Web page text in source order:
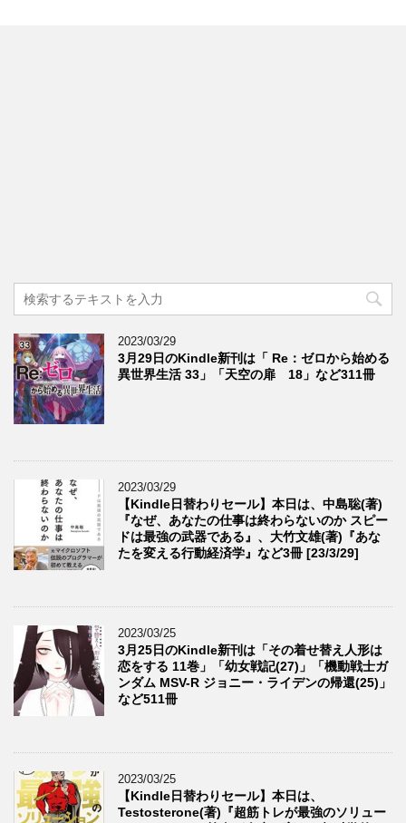
2023/03/29
3月29日のKindle新刊は「 Re：ゼロから始める
異世界生活 33」「天空の扉 18」など311冊
2023/03/29
【Kindle日替わりセール】本日は、中島聡(著)
『なぜ、あなたの仕事は終わらないのか スピー
ドは最強の武器である』、大竹文雄(著)『あな
たを変える行動経済学』など3冊 [23/3/29]
2023/03/25
3月25日のKindle新刊は「その着せ替え人形は
恋をする 11巻」「幼女戦記(27)」「機動戦士ガ
ンダム MSV-R ジョニー・ライデンの帰還(25)」
など511冊
2023/03/25
【Kindle日替わりセール】本日は、
Testosterone(著)『超筋トレが最強のソリュー